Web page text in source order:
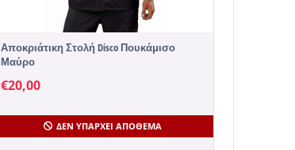
Αποκριάτικη Στολή Disco Πουκάμισο
Μαύρο
€20,00
ΔΕΝ ΥΠΆΡΧΕΙ ΑΠΌΘΕΜΑ